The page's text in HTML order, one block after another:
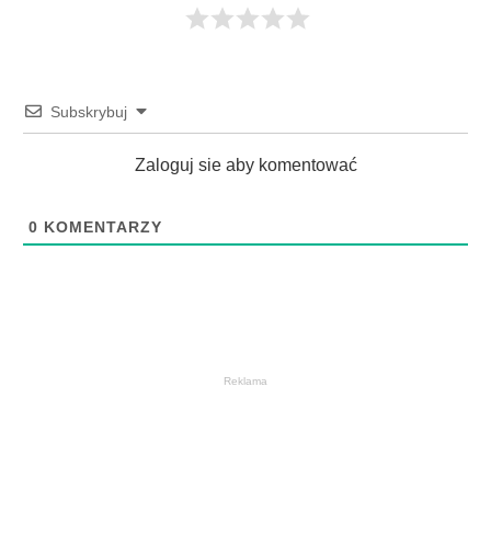
Subskrybuj
Zaloguj sie aby komentować
0 KOMENTARZY
Reklama